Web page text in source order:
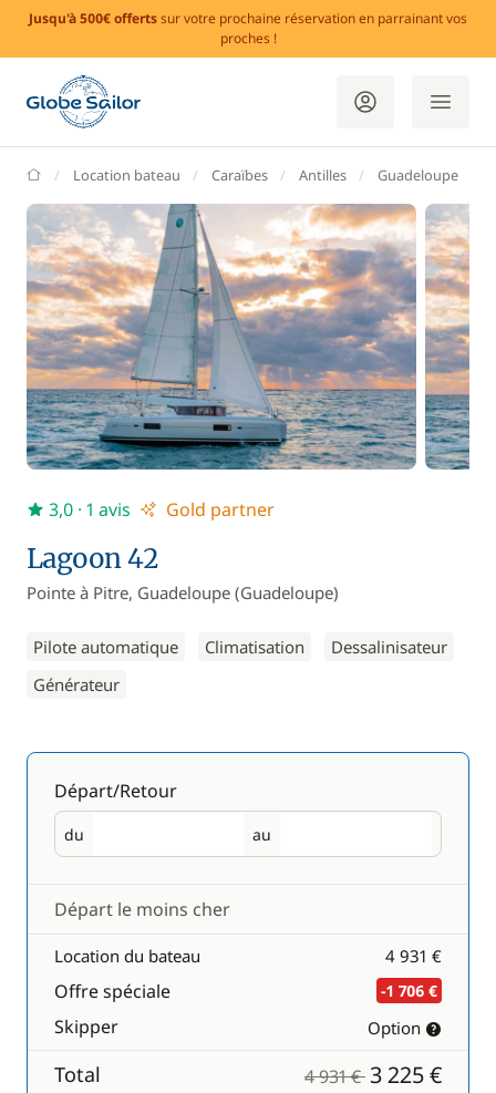
Jusqu'à 500€ offertssur votre prochaine réservation en parrainant vos
proches !
GlobeSailor
Location bateau Caraïbes Antilles Guadeloupe
Lagoon 42
Pointe à Pitre, Guadeloupe (Guadeloupe)
Pilote automatique Climatisation
Dessalinisateur
Générateur
3,0 · 1 avis Gold partner
Départ/Retour
du
Départ au
Retour
Départ le moins cher
Location du bateau 4 931 €
Offre spéciale -1 706 €
Skipper Option
Total 4 931 € 3 225 €